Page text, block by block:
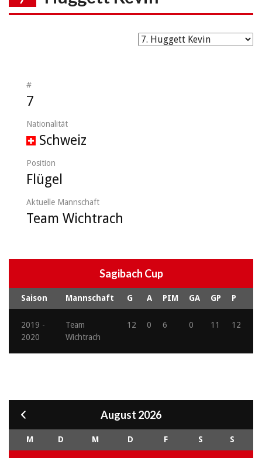
#
7
Nationalität
Schweiz
Position
Flügel
Aktuelle Mannschaft
Team Wichtrach
Sagibach Cup
Saison Mannschaft G A PIM GA GP P
2019 -
2020
Team
Wichtrach
12 0 6 0 11 12
August 2026
M D M D F S S